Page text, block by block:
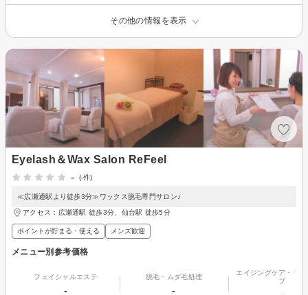
その他の情報を表示
Eyelash＆Wax Salon ReFeel
-
(-件)
≪広瀬通駅より徒歩3分≫ワックス脱毛専門サロン♪
アクセス：広瀬通駅 徒歩3分、仙台駅 徒歩5分
ポイントが貯まる・使える メンズ歓迎
メニュー別参考価格
フェイシャルエステ
-
脱毛・ムダ毛処理
-
エイジングケア・リ
プ